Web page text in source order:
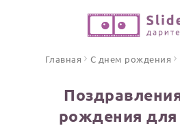
ПО ФОРМАТУ
ИНСТРУМЕНТЫ
Главная С днем рождения
рождения для